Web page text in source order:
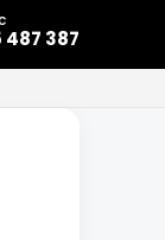
487 387